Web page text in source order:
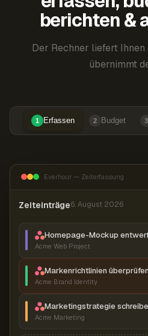
berichten &
Der Rechner liefert
übernimmt
1 Erfassen 2 Budget 3
Everhour — Zeiterfassung
Zeiteinträge6. August 2026
Homepage-Mockup
Acme Web Project
Markenrichtlinien überprüfen
Acme Brand Identity
Marketingstrategie
Acme Marketing